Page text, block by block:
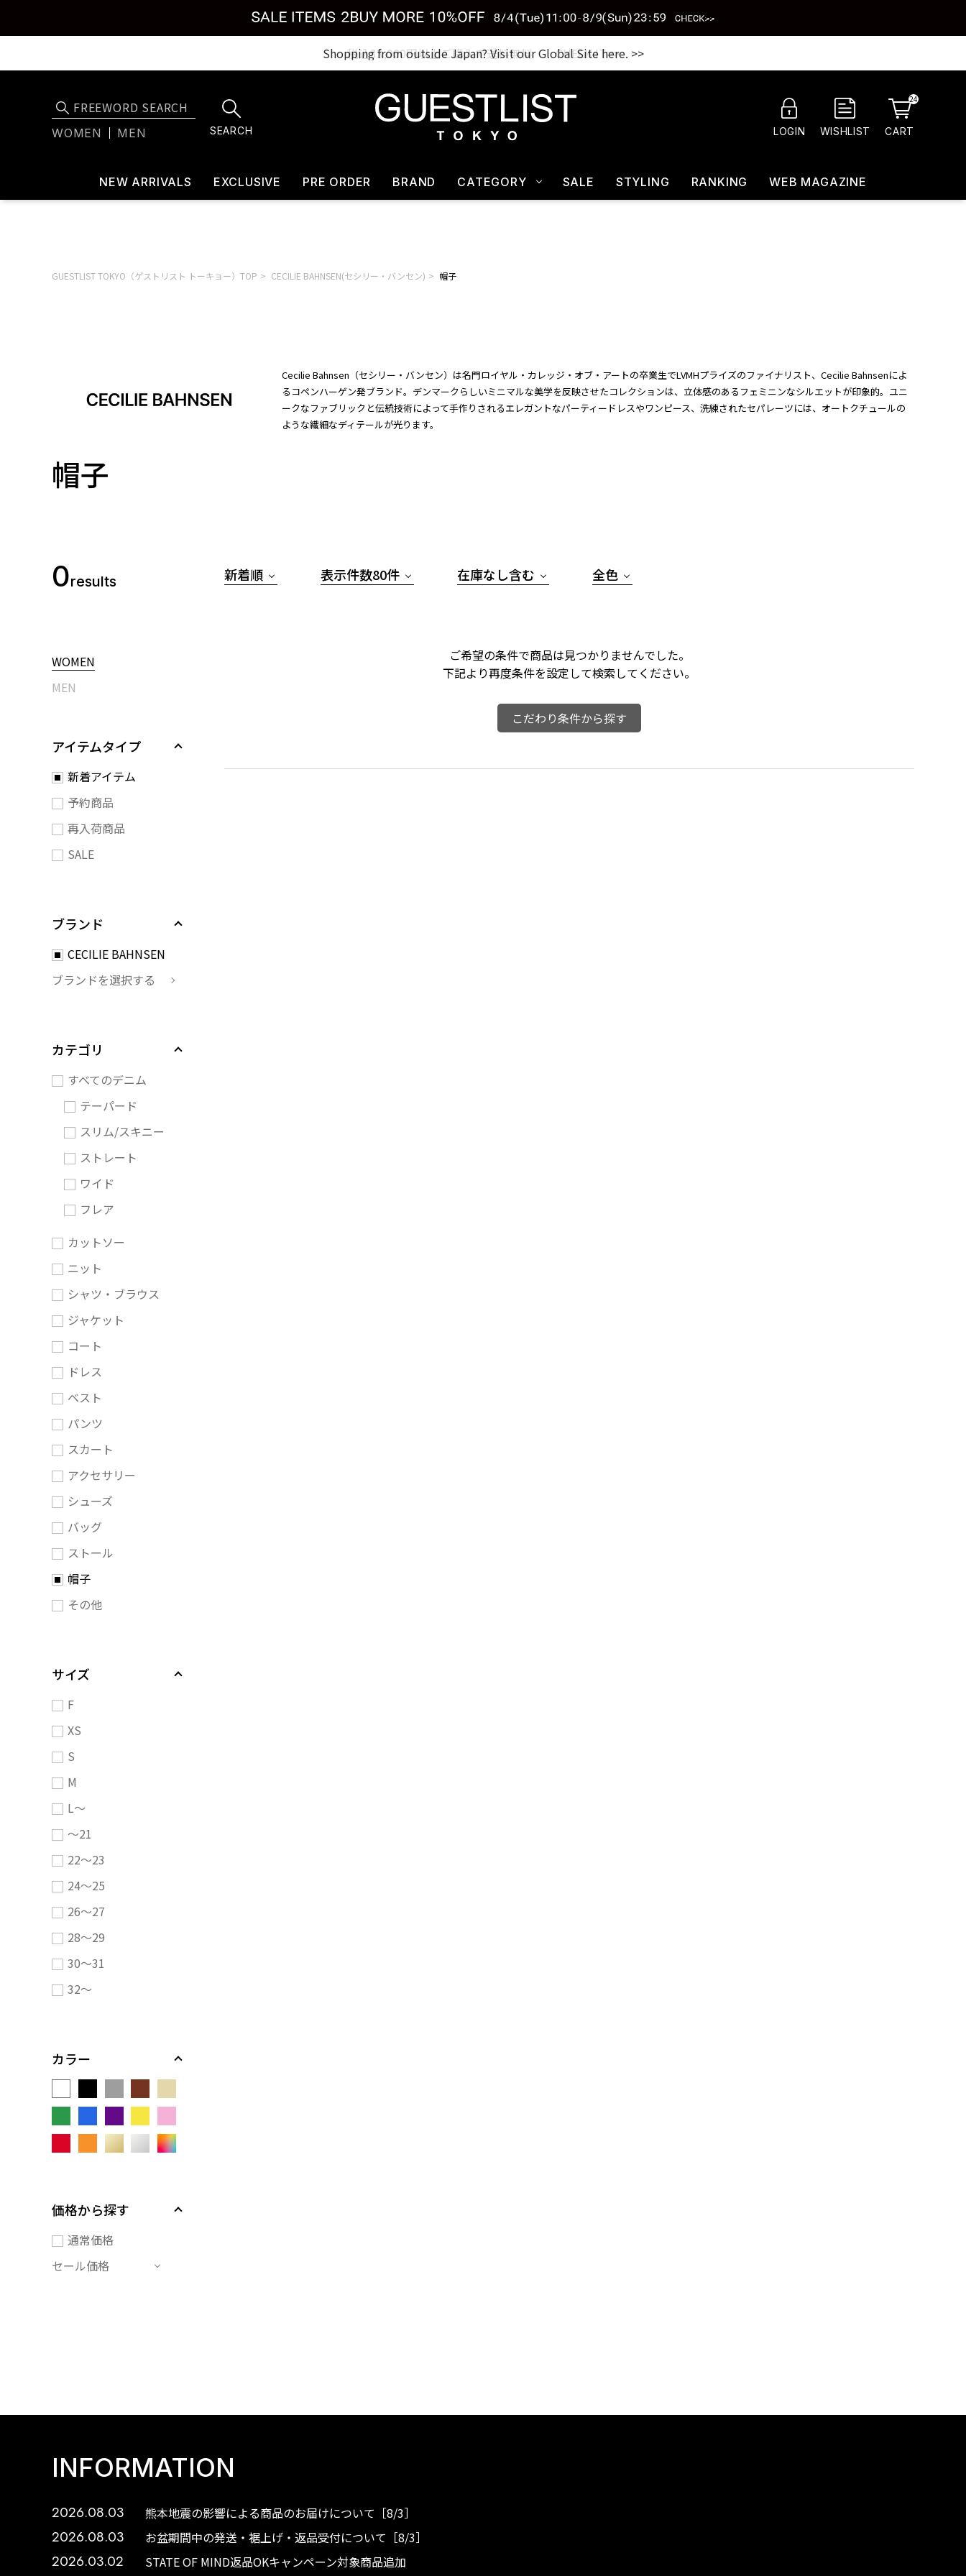
税込33,000円以上ご購入で送料無料 CHECK IT>>
WOMEN MEN SEARCH LOGIN WISHLIST CART
24
NEW ARRIVALS EXCLUSIVE PRE ORDER BRAND CATEGORY SALE STYLING RANKING WEB MAGAZINE
GUESTLIST TOKYO（ゲストリスト トーキョー）TOP CECILIE BAHNSEN(セシリー・バンセン) 帽子
Cecilie Bahnsen（セシリー・バンセン）は名門ロイヤル・カレッジ・オブ・アートの卒業生でLVMHプライズのファイナリスト、Cecilie Bahnsenによ
るコペンハーゲン発ブランド。デンマークらしいミニマルな美学を反映させたコレクションは、立体感のあるフェミニンなシルエットが印象的。ユニ
ークなファブリックと伝統技術によって手作りされるエレガントなパーティードレスやワンピース、洗練されたセパレーツには、オートクチュールの
ような繊細なディテールが光ります。
帽子
0results
WOMEN
MEN
アイテムタイプ
新着アイテム
予約商品
再入荷商品
SALE
ブランド
CECILIE BAHNSEN
ブランドを選択する
カテゴリ
すべてのデニム
テーパード
スリム/スキニー
ストレート
ワイド
フレア
カットソー
ニット
シャツ・ブラウス
ジャケット
コート
ドレス
ベスト
パンツ
スカート
アクセサリー
シューズ
バッグ
ストール
帽子
その他
サイズ
F
XS
S
M
L～
～21
22～23
24～25
26～27
28～29
30～31
32～
カラー
価格から探す
通常価格
セール価格
新着順 表示件数80件 在庫なし含む 全色
ご希望の条件で商品は見つかりませんでした。
下記より再度条件を設定して検索してください。
こだわり条件から探す
INFORMATION
2026.08.03 熊本地震の影響による商品のお届けについて［8/3］
2026.08.03 お盆期間中の発送・裾上げ・返品受付について［8/3］
2026.03.02 STATE OF MIND返品OKキャンペーン対象商品追加